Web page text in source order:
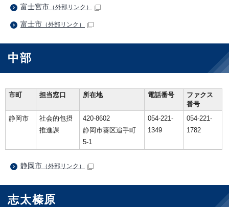
富士宮市 （外部リンク）
富士市 （外部リンク）
中部
市町 担当窓口 所在地 電話番号
ファクス
番号
静岡市
社会的包摂
推進課
420-8602
静岡市葵区追手町
5-1
054-221-
1349
054-221-
1782
静岡市 （外部リンク）
志太榛原